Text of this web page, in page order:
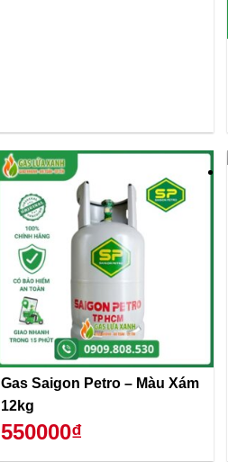
Gas Saigon Petro – Màu Xám
12kg
550000₫